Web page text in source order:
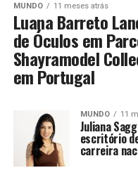
MUNDO 11 meses atrás
Luana Barreto
de Óculos em
Shayramodel
em Portugal
MUNDO 11
Juliana
escritório
carreira